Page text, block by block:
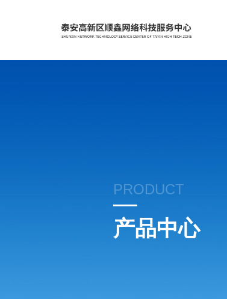
PRODUCT
产品中心